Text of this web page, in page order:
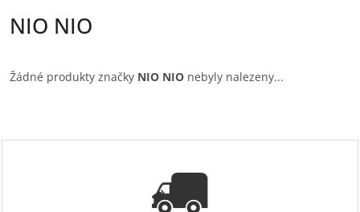
NIO NIO
Žádné produkty značky NIO NIO nebyly nalezeny...